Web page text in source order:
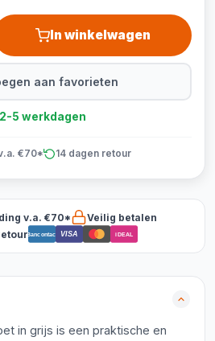
In winkelwagen
aan favorieten
5 werkdagen
€70* 14 dagen retour
v.a. €70*
Veilig betalen
Bancontact VISA iDEAL
in grijs is een praktische en